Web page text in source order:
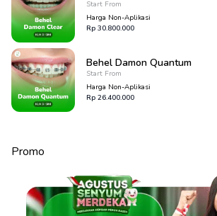
Start From
Harga Non-Aplikasi
Rp 30.800.000
Behel Damon Quantum
Start From
Harga Non-Aplikasi
Rp 26.400.000
Promo